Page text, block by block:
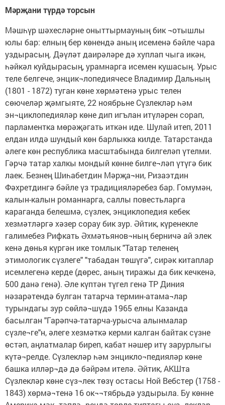
Мәрҗани түрдә торсын
Мәшһүр шәхесләрне оныттырмауның бик ¬отышлы
юлы бар: елның бер көнендә аның исеменә бәйле чара
уздырасың. Дәүләт даирәләре дә хуплап чыга икән,
һәйкәл куйдырасың, урамнарга исемен кушасың. Урыс
теле белгече, энцик¬лопедиячесе Владимир Дальның
(1801 - 1872) туган көне хөрмәтенә урыс телен
сөючеләр җәмгыяте, 22 ноябрьне Сүзлекләр һәм
эн¬циклопедияләр көне дип игълан итүләрен сорап,
парламентка мөрәҗәгать иткән иде. Шулай итеп, 2011
елдан илдә шундый көн барлыкка килде. Татарстанда
әлеге көн республика масштабында билгеләп үтелми.
Гәрчә татар халкы мондый көнне билге¬ләп үтүгә бик
лаек. Безнең Шиһабетдин Мәрҗа¬ни, Ризаэтдин
Фәхретдингә бәйле үз традицияләребез бар. Гомумән,
калын-калын романнарга, саллы повестьларга
караганда белешмә, сүзлек, энциклопедия кебек
хезмәтләргә хәзер сорау бик зур. Әйтик, күренекле
галимебез Рифкать Әхмәтьянов¬ның берничә ай элек
кенә дөнья күргән ике томлык "Татар теленең
этимологик сүзлеге" "табадан төшүгә", сирәк китаплар
исемлегенә керде (дөрес, аның тиражы да бик кечкенә,
500 данә генә). Әле күптән түгел генә ТР Диния
нәзарәтендә булган татарча термин-атама¬лар
турындагы зур сөйлә¬шүдә 1965 елны Казанда
басылган "Гарәпчә-татарча-урысча алынмалар
сүзле¬ге"н, әлеге хезмәткә керми калган байтак сүзне
өстәп, аңлатмалар биреп, кабат нәшер итү зарурлыгы
күтә¬релде. Сүзлекләр һәм энцикло¬педияләр көне
башка илләр¬дә дә бәйрәм ителә. Әйтик, АКШта
Сүзлекләр көне сүз¬лек төзү остасы Ной Вебстер (1758 -
1843) хөрмә¬тенә 16 ок¬¬тябрьдә уздырыла. Бу көнне